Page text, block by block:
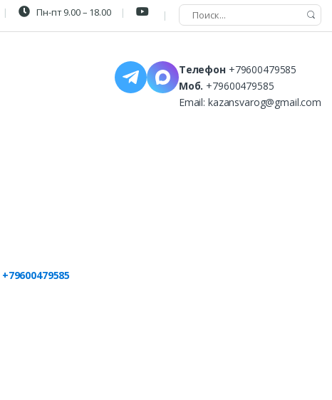
Пн-пт 9.00 – 18.00
Телефон +79600479585
Моб. +79600479585
Email: kazansvarog@gmail.com
+79600479585